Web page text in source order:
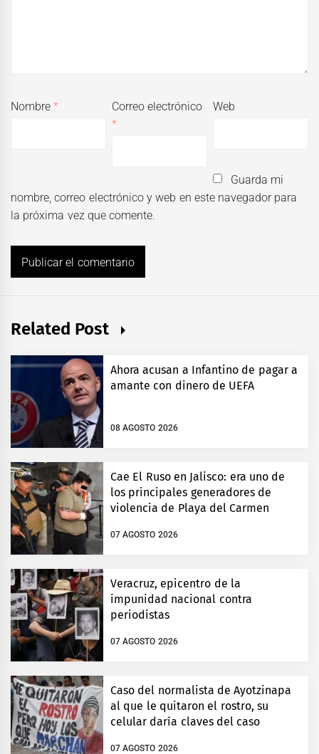
Nombre*
Correo electrónico
*
Web
Guarda mi
nombre, correo electrónico y web en este navegador para
la próxima vez que comente.
Related Post
Ahora acusan a Infantino de pagar a
amante con dinero de UEFA
08 AGOSTO 2026
Cae El Ruso en Jalisco: era uno de
los principales generadores de
violencia de Playa del Carmen
07 AGOSTO 2026
Veracruz, epicentro de la
impunidad nacional contra
periodistas
07 AGOSTO 2026
Caso del normalista de Ayotzinapa
al que le quitaron el rostro, su
celular daría claves del caso
07 AGOSTO 2026